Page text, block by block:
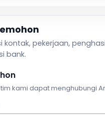
kontak, pekerjaan,
bank.
kami dapat menghubungi